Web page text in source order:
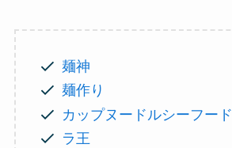
麺神
麺作り
カップヌードルシーフード
ラ王